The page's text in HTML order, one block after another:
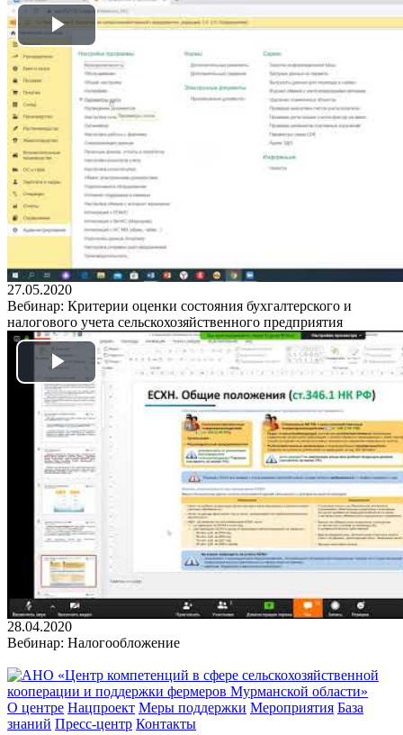
Play
Video
27.05.2020
Вебинар: Критерии оценки состояния бухгалтерского и
налогового учета сельскохозяйственного предприятия
Play
Video
28.04.2020
Вебинар: Налогообложение
О центре Нацпроект Меры поддержки Мероприятия База
знаний Пресс-центр Контакты